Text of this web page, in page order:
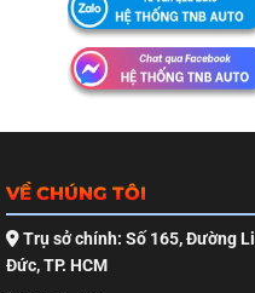
VỀ CHÚNG TÔI
Trụ sở chính: Số 165, Đường
Đức, TP. HCM